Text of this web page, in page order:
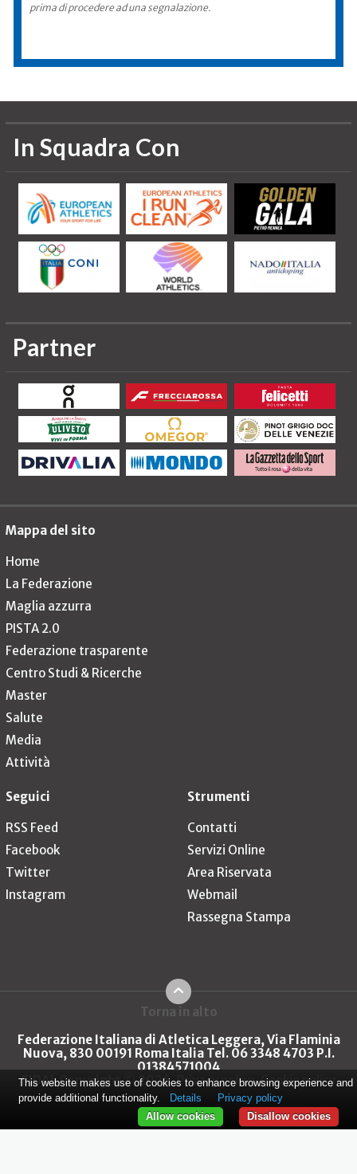
prima di procedere ad una segnalazione.
In Squadra Con
Partner
Mappa del sito
Home
La Federazione
Maglia azzurra
PISTA 2.0
Federazione trasparente
Centro Studi & Ricerche
Master
Salute
Media
Attività
Seguici
RSS Feed
Facebook
Twitter
Instagram
Strumenti
Contatti
Servizi Online
Area Riservata
Webmail
Rassegna Stampa
Torna in alto
Federazione Italiana di Atletica Leggera, Via Flaminia
Nuova, 830 00191 Roma Italia Tel. 06 3348 4703 P.I.
01384571004
FIDAL Copyright © 2026 Privacy policy Cookie policy
This website makes use of cookies to enhance browsing experience and
provide additional functionality.
Details
Privacy policy
Disallow cookies
Allow cookies